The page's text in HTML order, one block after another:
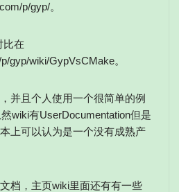
p/gyp/。
比在
gyp/wiki/GypVsCMake。
并且个人使用一个很简单的例
wiki有UserDocumentation但是
上可以认为是一个没有成熟产
档，主页wiki里面还有有一些